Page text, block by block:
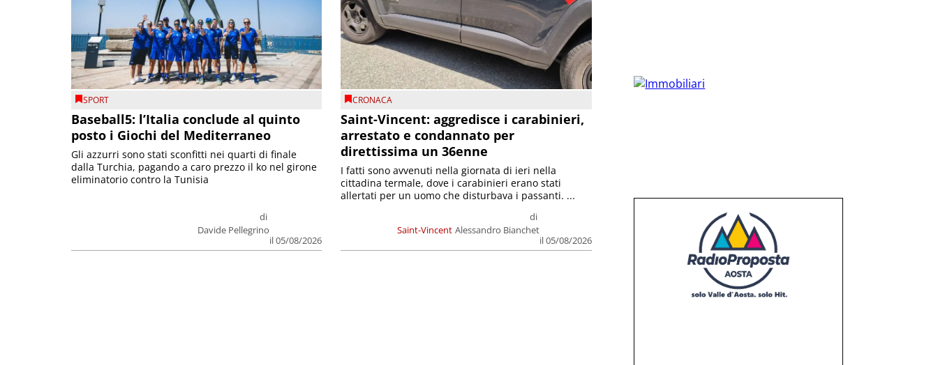
SPORT
Baseball5: l’Italia conclude al quinto
posto i Giochi del Mediterraneo
di
Davide Pellegrino
il 05/08/2026
Gli azzurri sono stati sconfitti nei quarti di finale
dalla Turchia, pagando a caro prezzo il ko nel girone
eliminatorio contro la Tunisia
CRONACA
Saint-Vincent: aggredisce i carabinieri,
arrestato e condannato per
direttissima un 36enne
Saint-Vincent
di
Alessandro Bianchet
il 05/08/2026
I fatti sono avvenuti nella giornata di ieri nella
cittadina termale, dove i carabinieri erano stati
allertati per un uomo che disturbava i passanti. ...